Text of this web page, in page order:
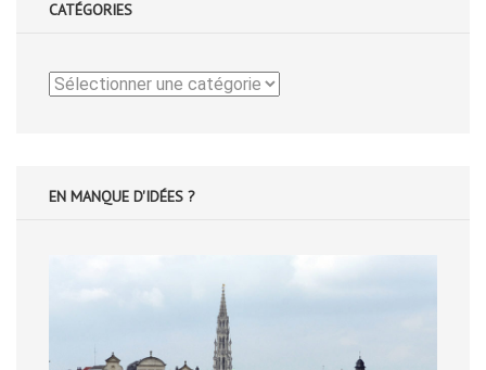
CATÉGORIES
Catégories
EN MANQUE D'IDÉES ?